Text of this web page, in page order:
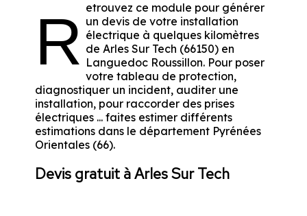
R etrouvez ce module pour générer
un devis de votre installation
électrique à quelques kilomètres
de Arles Sur Tech (66150) en
Languedoc Roussillon. Pour poser
votre tableau de protection,
diagnostiquer un incident, auditer une
installation, pour raccorder des prises
électriques ... faites estimer différents
estimations dans le département Pyrénées
Orientales (66).
Devis gratuit à Arles Sur Tech